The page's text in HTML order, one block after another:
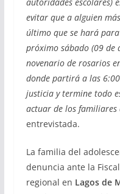
evitar que a alguien
último que se hará
próximo sábado (09 de
novenario de rosarios
donde partirá a las
justicia y termine todo
actuar de los familiares
entrevistada.
La familia del
denuncia ante la
regional en Lagos de